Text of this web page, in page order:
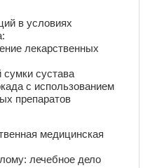
в условиях
лекарственных
сустава
с использованием
препаратов
медицинская
лечебное дело